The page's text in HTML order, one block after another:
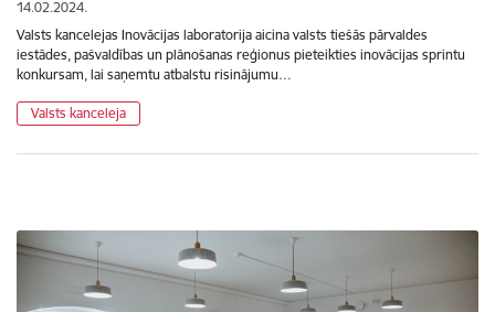
14.02.2024.
Valsts kancelejas Inovācijas laboratorija aicina valsts tiešās pārvaldes
iestādes, pašvaldības un plānošanas reģionus pieteikties inovācijas sprintu
konkursam, lai saņemtu atbalstu risinājumu…
Valsts kanceleja